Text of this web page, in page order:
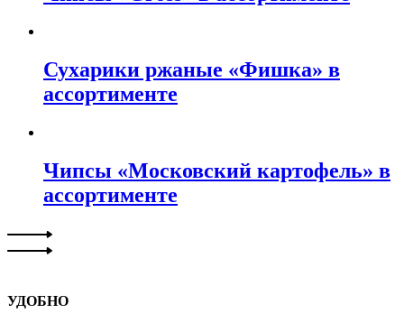
Сухарики ржаные «Фишка» в
ассортименте
Чипсы «Московский картофель» в
ассортименте
УДОБНО